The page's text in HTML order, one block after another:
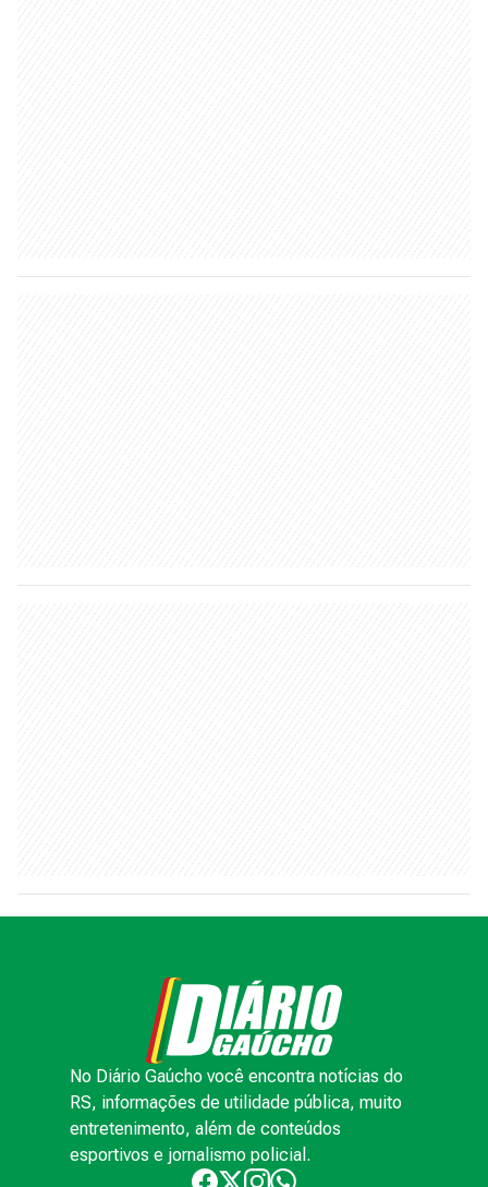
No Diário Gaúcho você encontra notícias do
RS, informações de utilidade pública, muito
entretenimento, além de conteúdos
esportivos e jornalismo policial.